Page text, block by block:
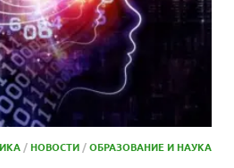
/НОВОСТИ /ОБРАЗОВАНИЕ И НАУКА